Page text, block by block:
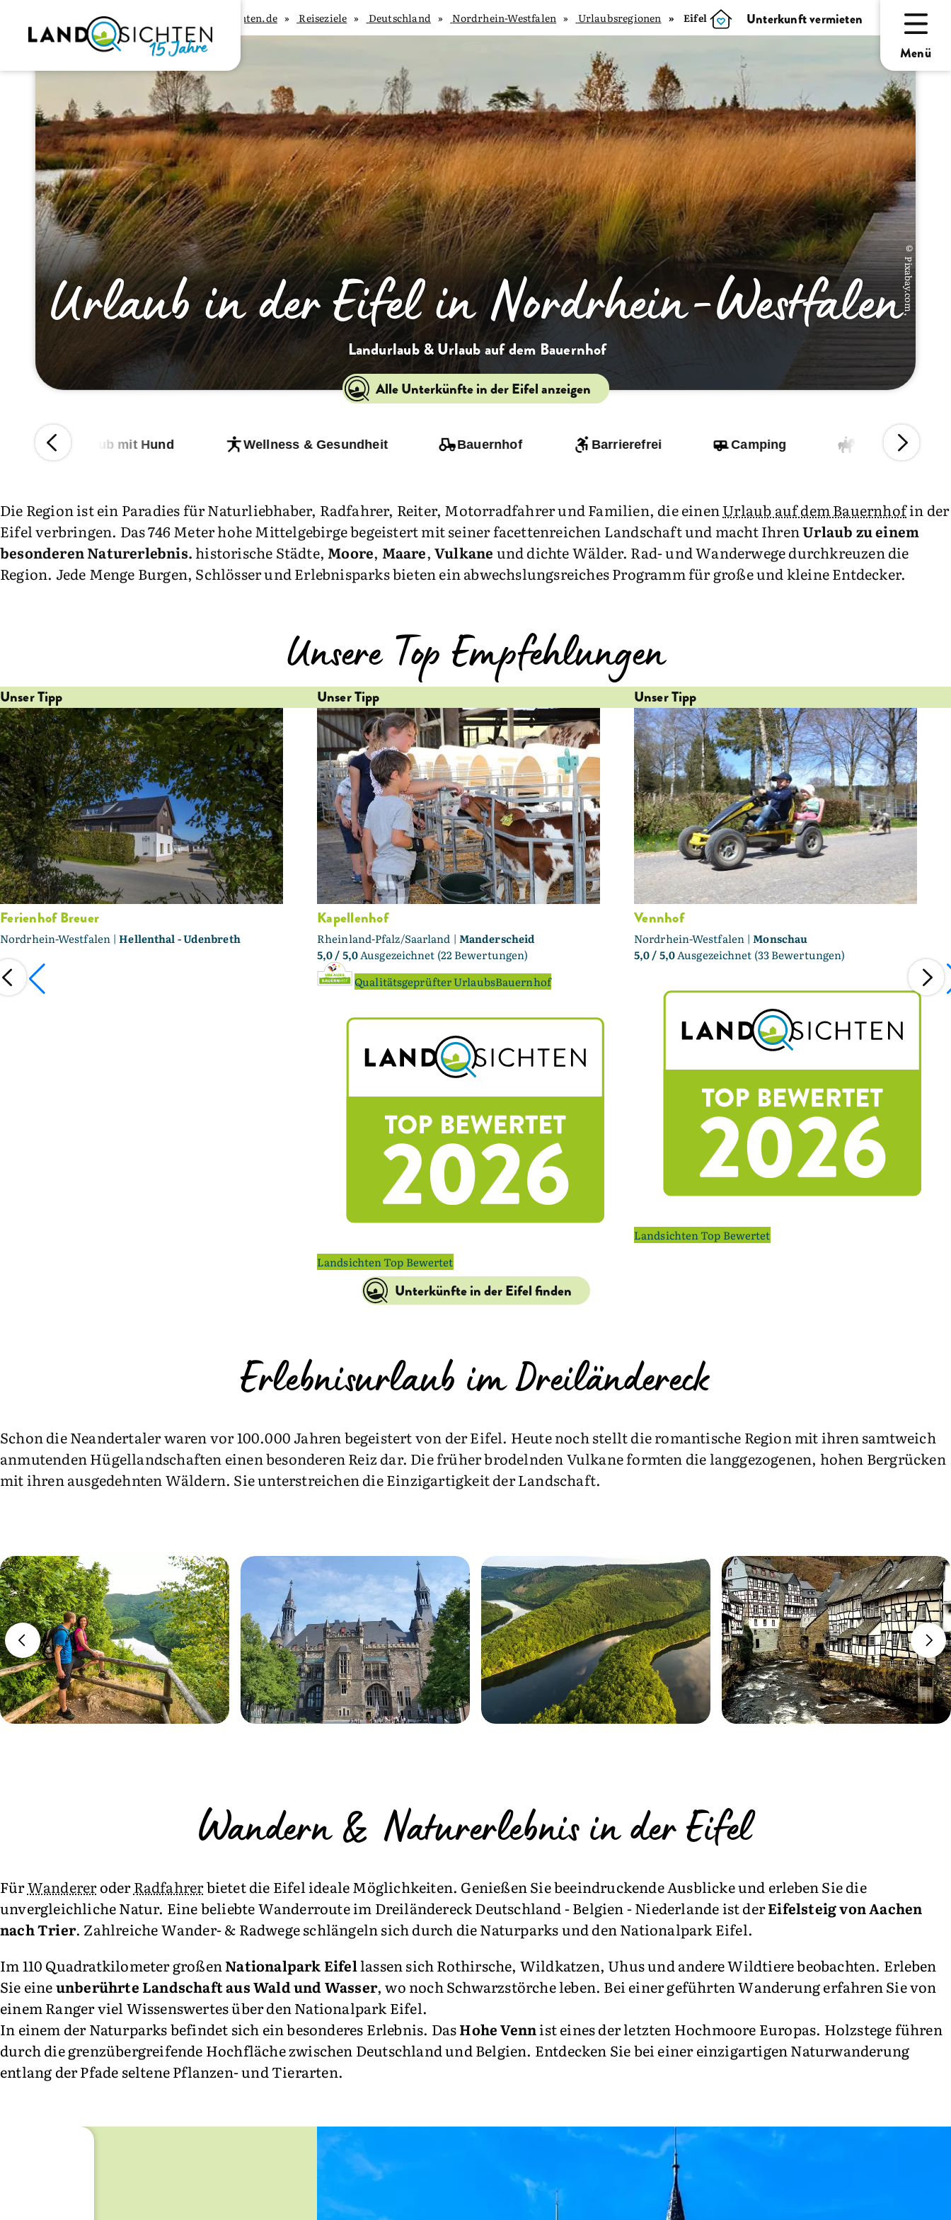
Eifel
Urlaubsregionen
Nordrhein-Westfalen
Deutschland
Reiseziele
Landsichten.de
Unterkunft vermieten
Menü
© Pixabay.com,
Urlaub in der Eifel in Nordrhein-Westfalen
Landurlaub & Urlaub auf dem Bauernhof
Alle Unterkünfte in der Eifel anzeigen
Urlaub mit Hund Wellness & Gesundheit Bauernhof Barrierefrei Camping Reiterhof
Die Region ist ein Paradies für Naturliebhaber, Radfahrer, Reiter, Motorradfahrer und Familien, die einenUrlaub auf dem Bauernhofin der
Eifel verbringen. Das 746 Meter hohe Mittelgebirge begeistert mit seiner facettenreichen Landschaft und macht IhrenUrlaub zu einem
besonderen Naturerlebnis. historische Städte,Moore, Maare,Vulkane und dichte Wälder. Rad- und Wanderwege durchkreuzen die
Region. Jede Menge Burgen, Schlösser und Erlebnisparks bieten ein abwechslungsreiches Programm für große und kleine Entdecker.
Unsere Top Empfehlungen
Unser Tipp
Ferienhof Breuer
Nordrhein-Westfalen |Hellenthal - Udenbreth
Unser Tipp
Kapellenhof
Rheinland-Pfalz/Saarland | Manderscheid
5,0/ 5,0Ausgezeichnet (22 Bewertungen)
Qualitätsgeprüfter UrlaubsBauernhof
Landsichten Top Bewertet
Unser Tipp
Vennhof
Nordrhein-Westfalen |Monschau
5,0/ 5,0Ausgezeichnet (33 Bewertungen)
Landsichten Top Bewertet
Unterkünfte in der Eifel finden
Erlebnisurlaub im Dreiländereck
Schon die Neandertaler waren vor 100.000 Jahren begeistert von der Eifel. Heute noch stellt die romantische Region mit ihren samtweich
anmutenden Hügellandschaften einen besonderen Reiz dar. Die früher brodelnden Vulkane formten die langgezogenen, hohen Bergrücken
mit ihren ausgedehnten Wäldern. Sie unterstreichen die Einzigartigkeit der Landschaft.
Wandern & Naturerlebnis in der Eifel
FürWandereroderRadfahrerbietet die Eifel ideale Möglichkeiten. Genießen Sie beeindruckende Ausblicke und erleben Sie die
unvergleichliche Natur. Eine beliebte Wanderroute im Dreiländereck Deutschland - Belgien - Niederlande ist derEifelsteig von Aachen
nach Trier. Zahlreiche Wander- & Radwege schlängeln sich durch die Naturparks und den Nationalpark Eifel.
Im 110 Quadratkilometer großenNationalpark Eifellassen sich Rothirsche, Wildkatzen, Uhus und andere Wildtiere beobachten. Erleben
Sie eineunberührte Landschaft aus Wald und Wasser, wo noch Schwarzstörche leben. Bei einer geführten Wanderung erfahren Sie von
einem Ranger viel Wissenswertes über den Nationalpark Eifel.
In einem der Naturparks befindet sich ein besonderes Erlebnis. DasHohe Vennist eines der letzten Hochmoore Europas. Holzstege führen
durch die grenzübergreifende Hochfläche zwischen Deutschland und Belgien. Entdecken Sie bei einer einzigartigen Naturwanderung
entlang der Pfade seltene Pflanzen- und Tierarten.